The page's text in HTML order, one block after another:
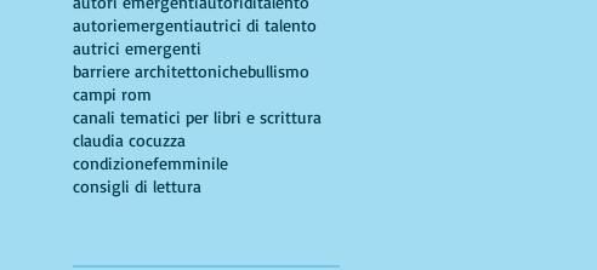
autoriemergentiautrici di talento
autrici emergenti
barriere architettonichebullismo
campi rom
canali tematici per libri e scrittura
claudia cocuzza
condizionefemminile
consigli di lettura